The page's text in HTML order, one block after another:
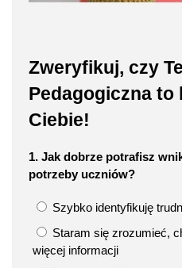
Zweryfikuj, czy
Pedagogiczna to
Ciebie!
1. Jak dobrze potrafisz
potrzeby uczniów?
Szybko identyfikuję
Staram się zrozumieć,
więcej informacji